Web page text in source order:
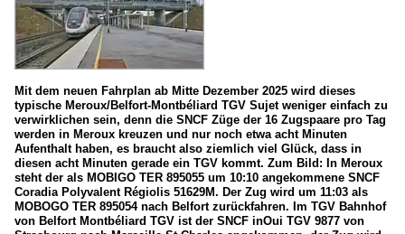
Mit dem neuen Fahrplan ab Mitte Dezember 2025 wird dieses
typische Meroux/Belfort-Montbéliard TGV Sujet weniger einfach zu
verwirklichen sein, denn die SNCF Züge der 16 Zugspaare pro Tag
werden in Meroux kreuzen und nur noch etwa acht Minuten
Aufenthalt haben, es braucht also ziemlich viel Glück, dass in
diesen acht Minuten gerade ein TGV kommt. Zum Bild: In Meroux
steht der als MOBIGO TER 895055 um 10:10 angekommene SNCF
Coradia Polyvalent Régiolis 51629M. Der Zug wird um 11:03 als
MOBOGO TER 895054 nach Belfort zurückfahren. Im TGV Bahnhof
von Belfort Montbéliard TGV ist der SNCF inOui TGV 9877 von